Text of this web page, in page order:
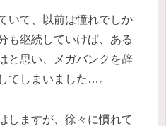
いて、以前は憧れでしか
も継続していけば、ある
と思い、メガバンクを辞
てしまいました…。
しますが、徐々に慣れて